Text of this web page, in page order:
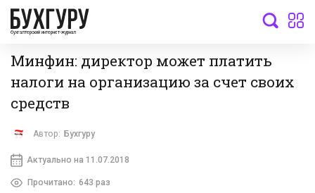
бухгалтерский интернет-журнал
Минфин: директор может платить
налоги на организацию за счет своих
средств
Автор: Бухгуру
Актуально на 11.07.2018
Прочитано: 643 раз